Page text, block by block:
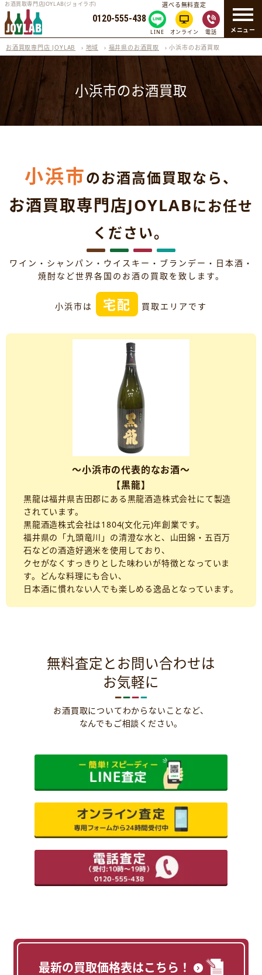
メニュー
お酒買取専門店JOYLAB(ジョイラボ)
0120-555-438
選べる無料査定
LINE オンライン 電話
お酒買取専門店 JOYLAB › 地域 › 福井県のお酒買取 ›小浜市のお酒買取
小浜市のお酒買取
小浜市のお酒高価買取なら、
お酒買取専門店JOYLABにお任せ
ください。
ワイン・シャンパン・ウイスキー・ブランデー・日本酒・
焼酎など世界各国のお酒の買取を致します。
小浜市は 宅配 買取エリアです
～小浜市の代表的なお酒～
【黒龍】
黒龍は福井県吉田郡にある黒龍酒造株式会社にて製造
されています。
黒龍酒造株式会社は1804(文化元)年創業です。
福井県の「九頭竜川」の清澄な水と、山田錦・五百万
石などの酒造好適米を使用しており、
クセがなくすっきりとした味わいが特徴となっていま
す。どんな料理にも合い、
日本酒に慣れない人でも楽しめる逸品となっています。
無料査定とお問い合わせは
お気軽に
お酒買取についてわからないことなど、
なんでもご相談ください。
最新の買取価格表はこちら！